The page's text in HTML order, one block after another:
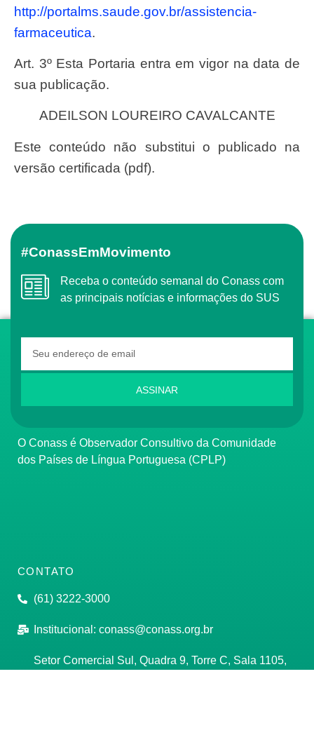
http://portalms.saude.gov.br/assistencia-
farmaceutica.
Art. 3º Esta Portaria entra em vigor na data de
sua publicação.
ADEILSON LOUREIRO CAVALCANTE
Este conteúdo não substitui o publicado na
versão certificada (pdf).
#ConassEmMovimento
Receba o conteúdo semanal do Conass com
as principais notícias e informações do SUS
ASSINAR
O Conass é Observador Consultivo da Comunidade
dos Países de Língua Portuguesa (CPLP)
CONTATO
(61) 3222-3000
Institucional: conass@conass.org.br
Setor Comercial Sul, Quadra 9, Torre C, Sala 1105,